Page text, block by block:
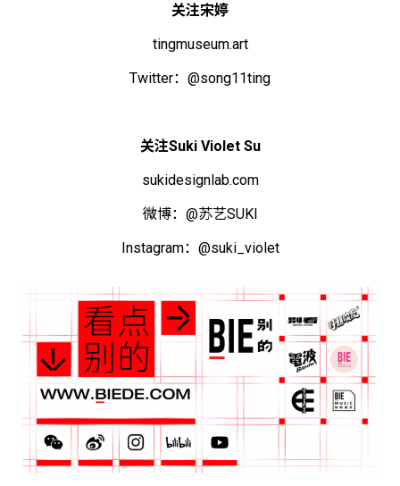
关注宋婷
tingmuseum.art
Twitter：@song11ting
关注Suki Violet Su
sukidesignlab.com
微博：@苏艺SUKI
Instagram：@suki_violet